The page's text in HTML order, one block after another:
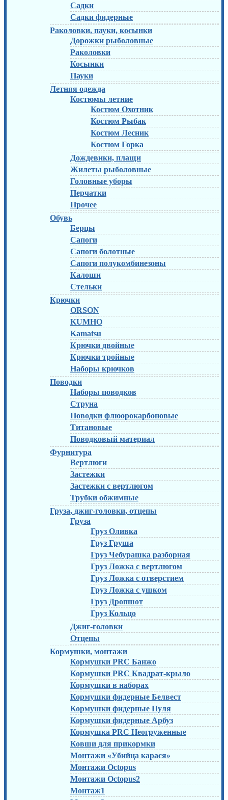
Садки
Садки фидерные
Раколовки, пауки, косынки
Дорожки рыболовные
Раколовки
Косынки
Пауки
Летняя одежда
Костюмы летние
Костюм Охотник
Костюм Рыбак
Костюм Лесник
Костюм Горка
Дождевики, плащи
Жилеты рыболовные
Головные уборы
Перчатки
Прочее
Обувь
Берцы
Сапоги
Сапоги болотные
Сапоги полукомбинезоны
Калоши
Стельки
Крючки
ORSON
KUMHO
Kamatsu
Крючки двойные
Крючки тройные
Наборы крючков
Поводки
Наборы поводков
Струна
Поводки флюорокарбоновые
Титановые
Поводковый материал
Фурнитура
Вертлюги
Застежки
Застежки с вертлюгом
Трубки обжимные
Груза, джиг-головки, отцепы
Груза
Груз Оливка
Груз Груша
Груз Чебурашка разборная
Груз Ложка с вертлюгом
Груз Ложка с отверстием
Груз Ложка с ушком
Груз Дропшот
Груз Кольцо
Джиг-головки
Отцепы
Кормушки, монтажи
Кормушки PRC Банжо
Кормушки PRC Квадрат-крыло
Кормушки в наборах
Кормушки фидерные Белвест
Кормушки фидерные Пуля
Кормушки фидерные Арбуз
Кормушка PRC Неогруженные
Ковши для прикормки
Монтажи «Убийца карася»
Монтажи Octopus
Монтажи Octopus2
Монтаж1